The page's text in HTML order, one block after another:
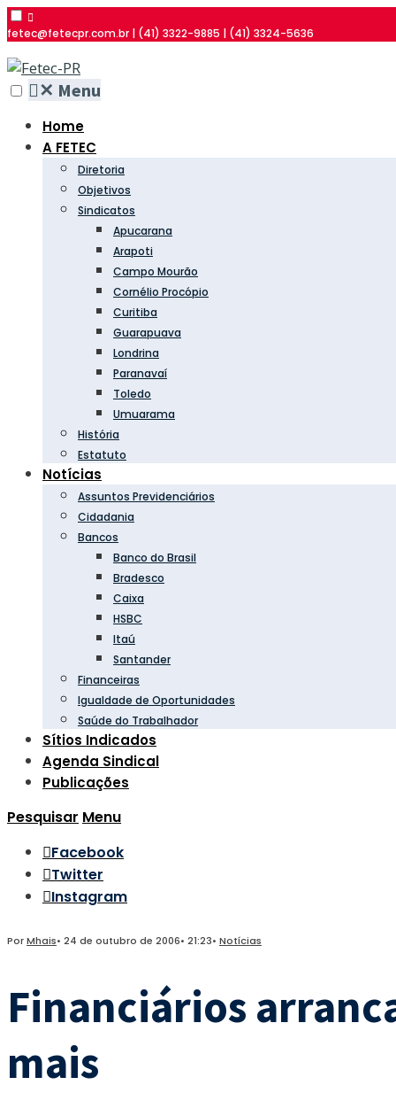
fetec@fetecpr.com.br | (41) 3322-9885 | (41) 3324-5636
✕ Menu
Home
A FETEC
Diretoria
Objetivos
Sindicatos
Apucarana
Arapoti
Campo Mourão
Cornélio Procópio
Curitiba
Guarapuava
Londrina
Paranavaí
Toledo
Umuarama
História
Estatuto
Notícias
Assuntos Previdenciários
Cidadania
Bancos
Banco do Brasil
Bradesco
Caixa
HSBC
Itaú
Santander
Financeiras
Igualdade de Oportunidades
Saúde do Trabalhador
Sítios Indicados
Agenda Sindical
Publicações
Pesquisar Menu
Facebook
Twitter
Instagram
PorMhais• 24 de outubro de 2006• 21:23• Notícias
Financiários
mais